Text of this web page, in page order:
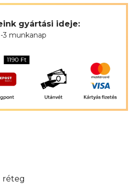
gyártási ideje:
3 munkanap
réteg